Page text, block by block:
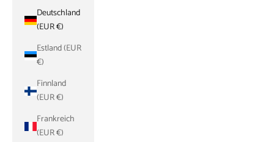
Deutschland
(EUR €)
Estland (EUR
€)
Finnland
(EUR €)
Frankreich
(EUR €)